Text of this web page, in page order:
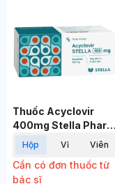
Xem giỏ
Thuốc Acyclovir
400mg Stella Pharm
điều trị nhiễm
Herpes simplex trên
da và màng nhầy (10
vỉ x 5 viên) Hộp
hộp vỉ viên
Cần có đơn thuốc từ
bác sĩ